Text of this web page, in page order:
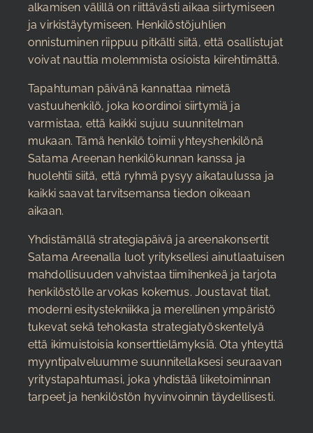
alkamisen välillä on riittävästi aikaa siirtymiseen
ja virkistäytymiseen. Henkilöstöjuhlien
onnistuminen riippuu pitkälti siitä, että osallistujat
voivat nauttia molemmista osioista kiirehtimättä.
Tapahtuman päivänä kannattaa nimetä
vastuuhenkilö, joka koordinoi siirtymiä ja
varmistaa, että kaikki sujuu suunnitelman
mukaan. Tämä henkilö toimii yhteyshenkilönä
Satama Areenan henkilökunnan kanssa ja
huolehtii siitä, että ryhmä pysyy aikataulussa ja
kaikki saavat tarvitsemansa tiedon oikeaan
aikaan.
Yhdistämällä strategiapäivä ja areenakonsertit
Satama Areenalla luot yrityksellesi ainutlaatuisen
mahdollisuuden vahvistaa tiimihenkeä ja tarjota
henkilöstölle arvokas kokemus. Joustavat tilat,
moderni esitystekniikka ja merellinen ympäristö
tukevat sekä tehokasta strategiatyöskentelyä
että ikimuistoisia konserttielämyksiä. Ota yhteyttä
myyntipalveluumme suunnitellaksesi seuraavan
yritystapahtumasi, joka yhdistää liiketoiminnan
tarpeet ja henkilöstön hyvinvoinnin täydellisesti.